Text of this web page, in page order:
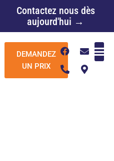
Contactez nous dès
aujourd'hui →
DEMANDEZ
UN PRIX
F
a
e
E
n
v
e
P
h
n
M
a
p
-